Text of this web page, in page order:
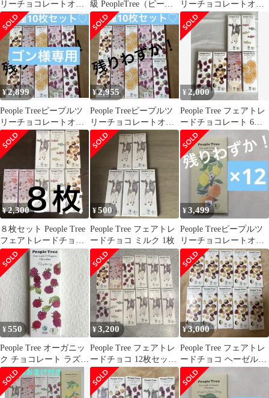
リーチョコレートオー
ガニック オレンジ＆
レモンt
級 PeopleTree（ピープ
ルツリー）チョコレー
ト ヘーゼルナッツ 50g
送料無料
リーチョコレートオー
ガニック 5種5枚セッ
ト
¥2,899
People Treeピープルツ
リーチョコレートオー
ガニック 5種10枚セッ
トb
¥2,955
People Treeピープルツ
リーチョコレートオー
ガニック 5種10枚セッ
ト
¥ 2,000
People Tree フェアトレ
ードチョコレート 6種
セット
¥2,300
８枚セット People Tree
フェアトレードチョコ
レート ミルク
¥500
People Tree フェアトレ
ードチョコ ミルク 1枚
¥3,499
People Treeピープルツ
リーチョコレートオー
ガニック オレンジ＆
レモンu
¥550
People Tree オーガニッ
ク チョコレート ラズベ
リー
¥3,200
People Tree フェアトレ
ードチョコ 12枚セッ
ト A
¥3,000
People Tree フェアトレ
ードチョコ ヘーゼルナ
ッツ 10枚 2